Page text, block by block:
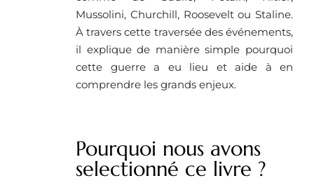
Mussolini, Churchill, Roosevelt ou Staline.
À travers cette traversée des événements,
il explique de manière simple pourquoi
cette guerre a eu lieu et aide à en
comprendre les grands enjeux.
Pourquoi nous avons
selectionné ce livre ?